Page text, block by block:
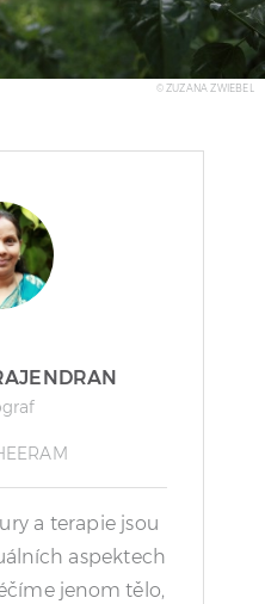
© ZUZANA ZWIEBEL
a terapie jsou
aspektech
jenom tělo,